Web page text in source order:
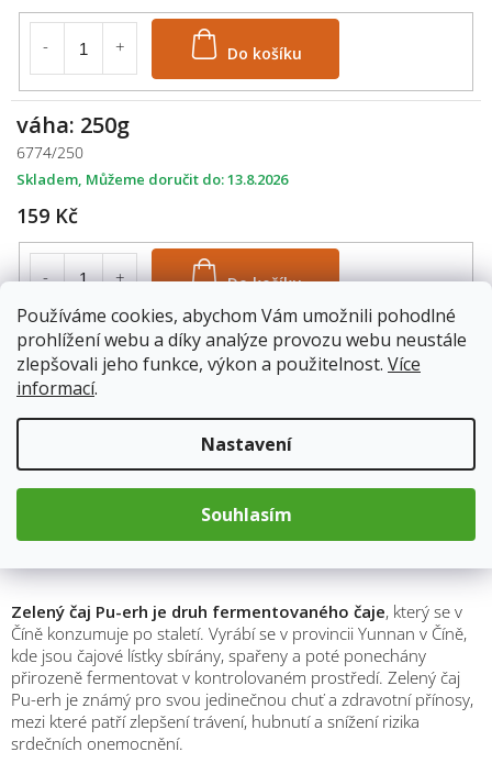
Používáme cookies, abychom Vám umožnili pohodlné
prohlížení webu a díky analýze provozu webu neustále
zlepšovali jeho funkce, výkon a použitelnost. Více
informací.
Nastavení
Souhlasím
Do košíku
váha: 250g
6774/250
159 Kč
Do košíku
Skladem 13.8.2026
váha: 1000g
6774/251
Zelený čaj Pu-erh je druh fermentovaného čaje, který se v
Číně konzumuje po staletí. Vyrábí se v provincii Yunnan v Číně,
kde jsou čajové lístky sbírány, spařeny a poté ponechány
přirozeně fermentovat v kontrolovaném prostředí. Zelený čaj
Pu-erh je známý pro svou jedinečnou chuť a zdravotní přínosy,
mezi které patří zlepšení trávení, hubnutí a snížení rizika
srdečních onemocnění.